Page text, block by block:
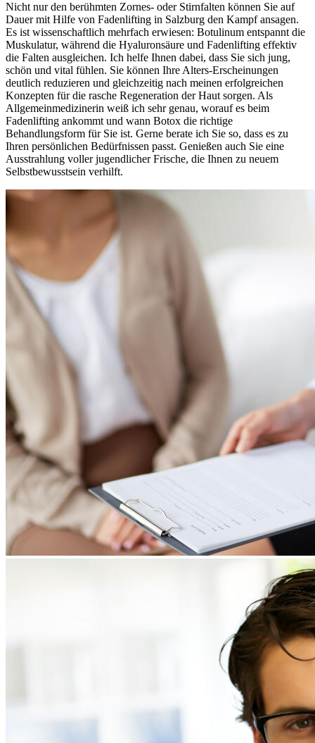
Nicht nur den berühmten Zornes- oder Stirnfalten können Sie auf
Dauer mit Hilfe von Fadenlifting in Salzburg den Kampf ansagen.
Es ist wissenschaftlich mehrfach erwiesen: Botulinum entspannt die
Muskulatur, während die Hyaluronsäure und Fadenlifting effektiv
die Falten ausgleichen. Ich helfe Ihnen dabei, dass Sie sich jung,
schön und vital fühlen. Sie können Ihre Alters-Erscheinungen
deutlich reduzieren und gleichzeitig nach meinen erfolgreichen
Konzepten für die rasche Regeneration der Haut sorgen. Als
Allgemeinmedizinerin weiß ich sehr genau, worauf es beim
Fadenlifting ankommt und wann Botox die richtige
Behandlungsform für Sie ist. Gerne berate ich Sie so, dass es zu
Ihren persönlichen Bedürfnissen passt. Genießen auch Sie eine
Ausstrahlung voller jugendlicher Frische, die Ihnen zu neuem
Selbstbewusstsein verhilft.